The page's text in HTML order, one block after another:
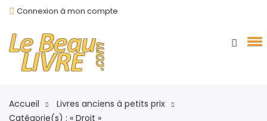
Connexion à mon compte
Accueil
Livres anciens à petits prix
Catégorie(s) : « Droit »